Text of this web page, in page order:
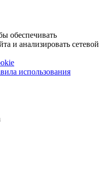
обеспечивать
и анализировать сетевой
использования